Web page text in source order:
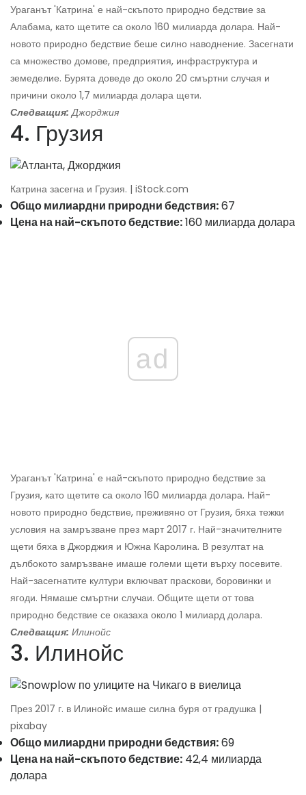
Ураганът 'Катрина' е най-скъпото природно бедствие за
Алабама, като щетите са около 160 милиарда долара. Най-
новото природно бедствие беше силно наводнение. Засегнати
са множество домове, предприятия, инфраструктура и
земеделие. Бурята доведе до около 20 смъртни случая и
причини около 1,7 милиарда долара щети.
Следващия: Джорджия
4. Грузия
Катрина засегна и Грузия. | iStock.com
Общо милиардни природни бедствия:67
Цена на най-скъпото бедствие:160 милиарда долара
ad
Ураганът 'Катрина' е най-скъпото природно бедствие за
Грузия, като щетите са около 160 милиарда долара. Най-
новото природно бедствие, преживяно от Грузия, бяха тежки
условия на замръзване през март 2017 г. Най-значителните
щети бяха в Джорджия и Южна Каролина. В резултат на
дълбокото замръзване имаше големи щети върху посевите.
Най-засегнатите култури включват праскови, боровинки и
ягоди. Нямаше смъртни случаи. Общите щети от това
природно бедствие се оказаха около 1 милиард долара.
Следващия: Илинойс
3. Илинойс
През 2017 г. в Илинойс имаше силна буря от градушка |
pixabay
Общо милиардни природни бедствия:69
Цена на най-скъпото бедствие: 42,4 милиарда
долара